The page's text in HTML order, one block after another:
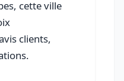
cette ville
clients,